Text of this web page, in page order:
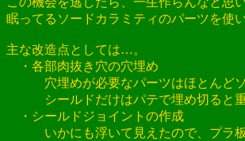
眠ってるソードカラミティのパーツを使
主な改造点としては…。
・各部肉抜き穴の穴埋め
穴埋めが必要なパーツはほとんどソ
シールドだけはパテで埋め切ると重
・シールドジョイントの作成
いかにも浮いて見えたので、プラ板